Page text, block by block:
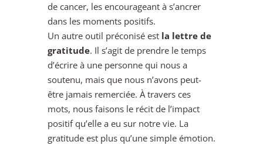
de cancer, les encourageant à s’ancrer
dans les moments positifs.
Un autre outil préconisé est la lettre de
gratitude. Il s’agit de prendre le temps
d’écrire à une personne qui nous a
soutenu, mais que nous n’avons peut-
être jamais remerciée. À travers ces
mots, nous faisons le récit de l’impact
positif qu’elle a eu sur notre vie. La
gratitude est plus qu’une simple émotion.